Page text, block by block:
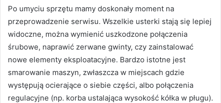
Po umyciu sprzętu mamy doskonały moment na
przeprowadzenie serwisu. Wszelkie usterki stają się lepiej
widoczne, można wymienić uszkodzone połączenia
śrubowe, naprawić zerwane gwinty, czy zainstalować
nowe elementy eksploatacyjne. Bardzo istotne jest
smarowanie maszyn, zwłaszcza w miejscach gdzie
występują ocierające o siebie części, albo połączenia
regulacyjne (np. korba ustalająca wysokość kółka w pługu).